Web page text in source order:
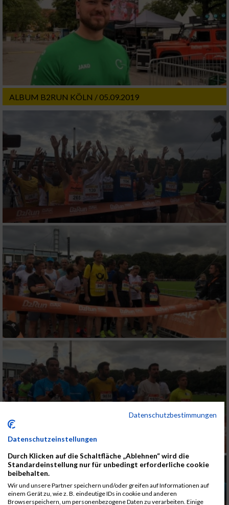
ALBUM B2RUN KÖLN / 05.09.2019
Datenschutzbestimmungen
Datenschutzeinstellungen
Durch Klicken auf die Schaltfläche „Ablehnen“ wird die
Standardeinstellung nur für unbedingt erforderliche cookie
beibehalten.
Wir und unsere Partner speichern und/oder greifen auf Informationen auf
einem Gerät zu, wie z. B. eindeutige IDs in cookie und anderen
Browserspeichern, um personenbezogene Daten zu verarbeiten. Einige